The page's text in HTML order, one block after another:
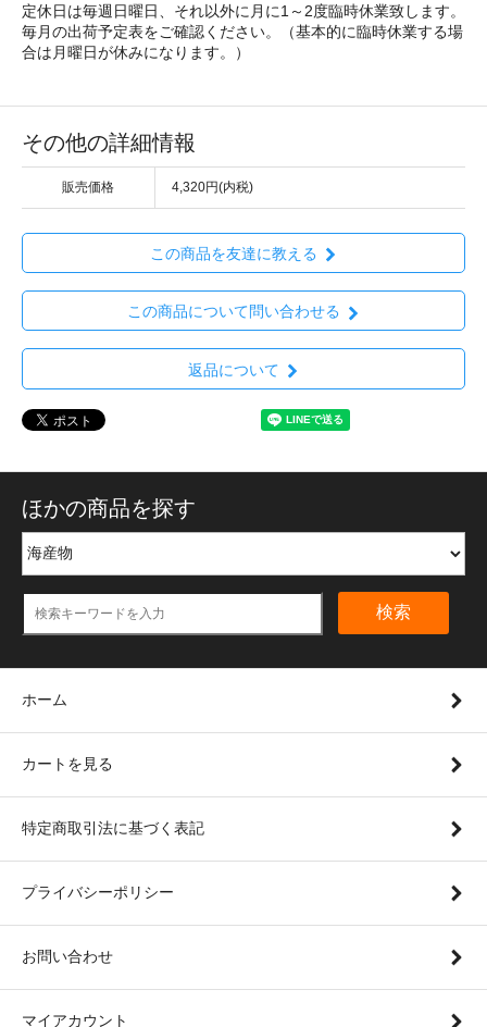
定休日は毎週日曜日、それ以外に月に1～2度臨時休業致します。
毎月の出荷予定表をご確認ください。（基本的に臨時休業する場
合は月曜日が休みになります。）
その他の詳細情報
販売価格 4,320円(内税)
この商品を友達に教える
この商品について問い合わせる
返品について
ほかの商品を探す
検索
ホーム
カートを見る
特定商取引法に基づく表記
プライバシーポリシー
お問い合わせ
マイアカウント